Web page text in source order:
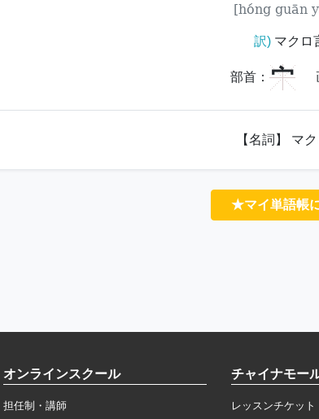
[hóng guān
訳)マクロ
部首： 宀
【名詞】 マ
★マイ単語帳
オンラインスクール
担任制・講師
チャイナモー
レッスンチケット